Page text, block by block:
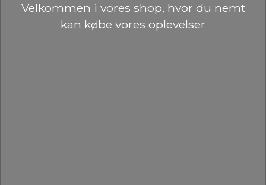
Velkommen i vores shop, hvor du nemt
kan købe vores oplevelser